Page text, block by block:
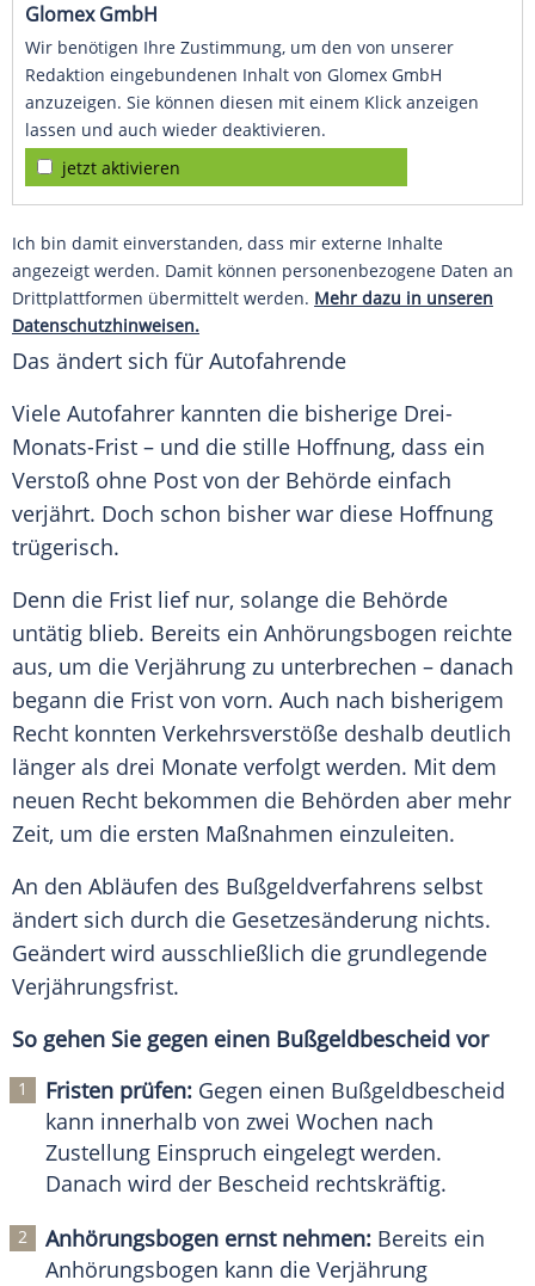
Glomex GmbH
Wir benötigen Ihre Zustimmung, um den von unserer
Redaktion eingebundenen Inhalt von Glomex GmbH
anzuzeigen. Sie können diesen mit einem Klick anzeigen
lassen und auch wieder deaktivieren.
jetzt aktivieren
Ich bin damit einverstanden, dass mir externe Inhalte
angezeigt werden. Damit können personenbezogene Daten an
Drittplattformen übermittelt werden. Mehr dazu in unseren
Datenschutzhinweisen.
Das ändert sich für Autofahrende
Viele Autofahrer kannten die bisherige Drei-
Monats-Frist – und die stille Hoffnung, dass ein
Verstoß ohne Post von der Behörde einfach
verjährt. Doch schon bisher war diese Hoffnung
trügerisch.
Denn die Frist lief nur, solange die Behörde
untätig blieb. Bereits ein Anhörungsbogen reichte
aus, um die Verjährung zu unterbrechen – danach
begann die Frist von vorn. Auch nach bisherigem
Recht konnten Verkehrsverstöße deshalb deutlich
länger als drei Monate verfolgt werden. Mit dem
neuen Recht bekommen die Behörden aber mehr
Zeit, um die ersten Maßnahmen einzuleiten.
An den Abläufen des Bußgeldverfahrens selbst
ändert sich durch die Gesetzesänderung nichts.
Geändert wird ausschließlich die grundlegende
Verjährungsfrist.
So gehen Sie gegen einen Bußgeldbescheid vor
Fristen prüfen: Gegen einen Bußgeldbescheid
kann innerhalb von zwei Wochen nach
Zustellung Einspruch eingelegt werden.
Danach wird der Bescheid rechtskräftig.
Anhörungsbogen ernst nehmen: Bereits ein
Anhörungsbogen kann die Verjährung